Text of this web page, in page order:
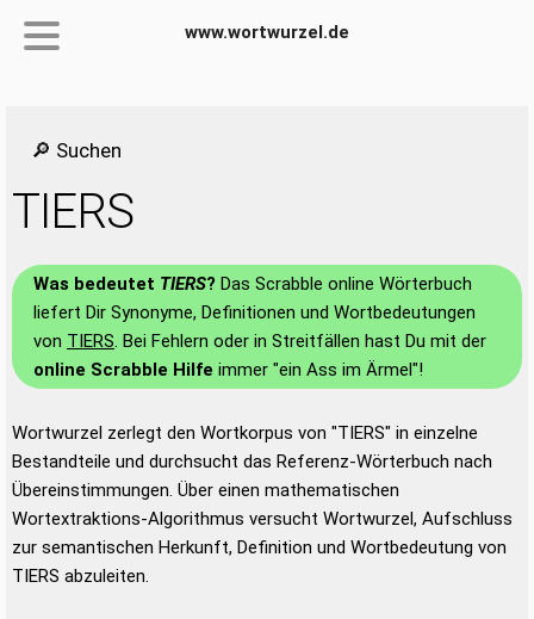
www.wortwurzel.de
🔎 Suchen
TIERS
Was bedeutet TIERS? Das Scrabble online Wörterbuch
liefert Dir Synonyme, Definitionen und Wortbedeutungen
von TIERS. Bei Fehlern oder in Streitfällen hast Du mit der
online Scrabble Hilfe immer "ein Ass im Ärmel"!
Wortwurzel zerlegt den Wortkorpus von "TIERS" in einzelne
Bestandteile und durchsucht das Referenz-Wörterbuch nach
Übereinstimmungen. Über einen mathematischen
Wortextraktions-Algorithmus versucht Wortwurzel, Aufschluss
zur semantischen Herkunft, Definition und Wortbedeutung von
TIERS abzuleiten.